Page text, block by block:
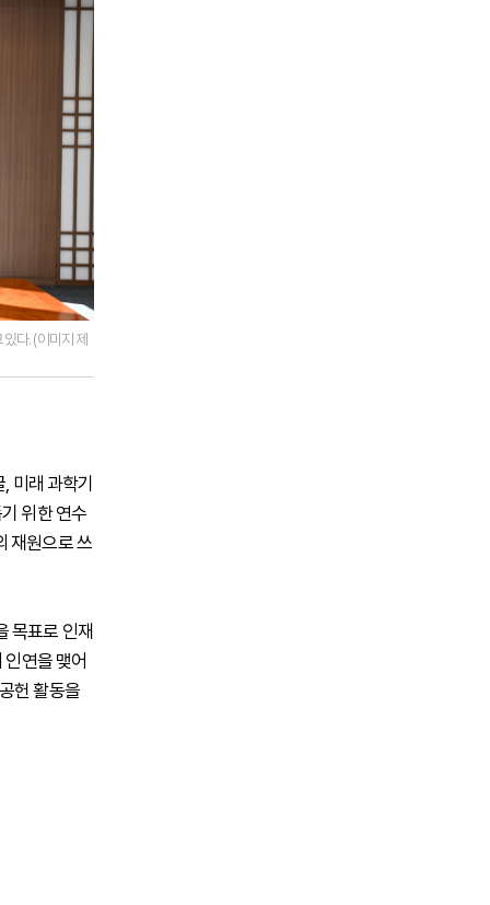
다. (이미지 제
미래 과학기
위한 연수
재원으로 쓰
목표로 인재
연을 맺어
헌 활동을